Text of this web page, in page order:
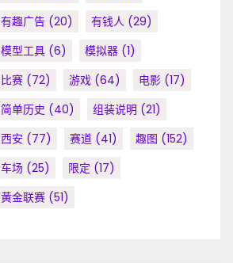
有趣广告 (20) 有钱人 (29)
模型工具 (6) 模拟器 (1)
比赛 (72) 游戏 (64) 电影 (17)
简单历史 (40) 组装说明 (21)
西安 (77) 赛道 (41) 趣图 (152)
车场 (25) 限定 (17)
黄金联赛 (51)